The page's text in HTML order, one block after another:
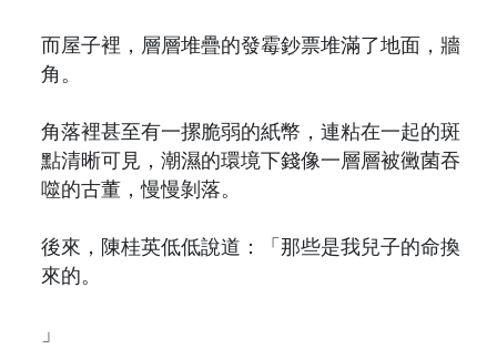
而屋子裡，層層堆疊的發霉鈔票堆滿了地面，牆
角。
角落裡甚至有一摞脆弱的紙幣，連粘在一起的斑
點清晰可見，潮濕的環境下錢像一層層被黴菌吞
噬的古董，慢慢剝落。
後來，陳桂英低低說道：「那些是我兒子的命換
來的。
」